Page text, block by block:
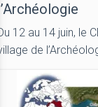
12 au 14 juin, le
de